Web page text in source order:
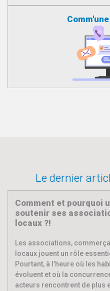
Le dernier
Comment et pourquoi
soutenir ses
locaux ?!
Les associations,
locaux jouent un rôle
Pourtant, à l’heure où les
évoluent et où la
acteurs rencontrent de plus